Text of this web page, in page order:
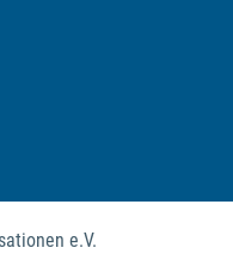
e.V.